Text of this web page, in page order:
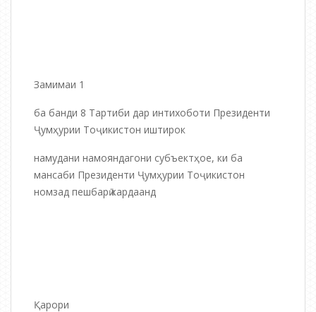
Замимаи 1
ба банди 8 Тартиби дар интихоботи Президенти
Ҷумҳурии Тоҷикистон иштирок
намудани намояндагони субъектҳое, ки ба
мансаби Президенти Ҷумҳурии Тоҷикистон
номзад пешбарӣ кардаанд
Қарори